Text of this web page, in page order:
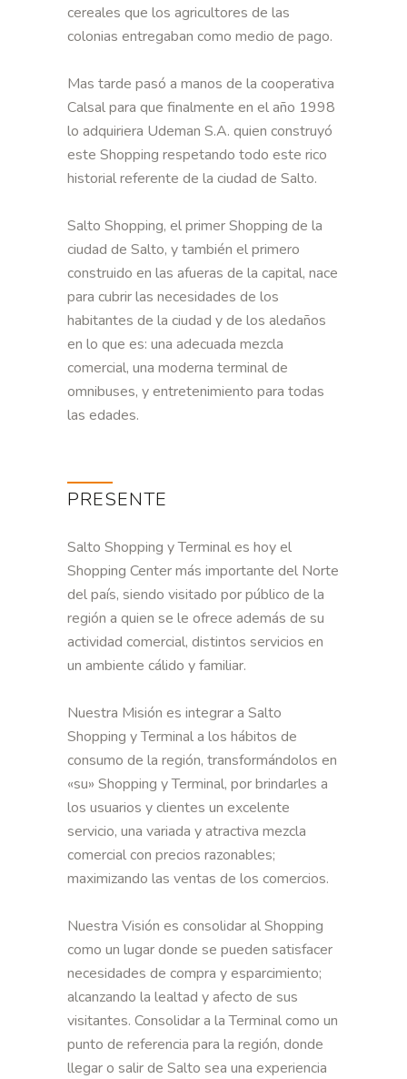
cereales que los agricultores de las
colonias entregaban como medio de pago.
Mas tarde pasó a manos de la cooperativa
Calsal para que finalmente en el año 1998
lo adquiriera Udeman S.A. quien construyó
este Shopping respetando todo este rico
historial referente de la ciudad de Salto.
Salto Shopping, el primer Shopping de la
ciudad de Salto, y también el primero
construido en las afueras de la capital, nace
para cubrir las necesidades de los
habitantes de la ciudad y de los aledaños
en lo que es: una adecuada mezcla
comercial, una moderna terminal de
omnibuses, y entretenimiento para todas
las edades.
PRESENTE
Salto Shopping y Terminal es hoy el
Shopping Center más importante del Norte
del país, siendo visitado por público de la
región a quien se le ofrece además de su
actividad comercial, distintos servicios en
un ambiente cálido y familiar.
Nuestra Misión es integrar a Salto
Shopping y Terminal a los hábitos de
consumo de la región, transformándolos en
«su» Shopping y Terminal, por brindarles a
los usuarios y clientes un excelente
servicio, una variada y atractiva mezcla
comercial con precios razonables;
maximizando las ventas de los comercios.
Nuestra Visión es consolidar al Shopping
como un lugar donde se pueden satisfacer
necesidades de compra y esparcimiento;
alcanzando la lealtad y afecto de sus
visitantes. Consolidar a la Terminal como un
punto de referencia para la región, donde
llegar o salir de Salto sea una experiencia